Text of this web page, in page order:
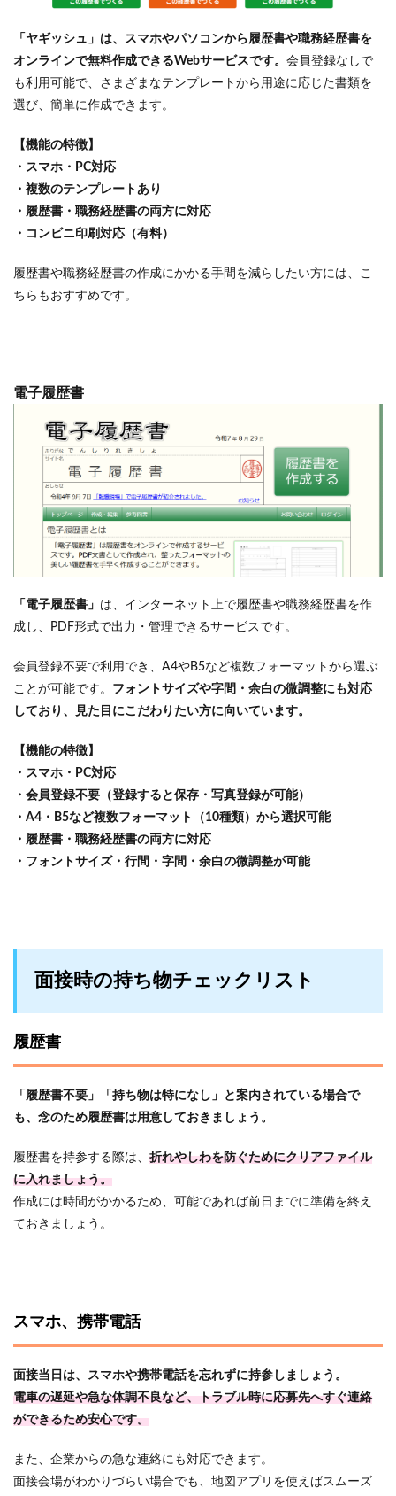
「ヤギッシュ」は、スマホやパソコンから履歴書や職務経歴書を
オンラインで無料作成できるWebサービスです。 会員登録なしで
も利用可能で、さまざまなテンプレートから用途に応じた書類を
選び、簡単に作成できます。
【機能の特徴】
・スマホ・PC対応
・複数のテンプレートあり
・履歴書・職務経歴書の両方に対応
・コンビニ印刷対応（有料）
履歴書や職務経歴書の作成にかかる手間を減らしたい方には、こ
ちらもおすすめです。
電子履歴書
「電子履歴書」 は、インターネット上で履歴書や職務経歴書を作
成し、PDF形式で出力・管理できるサービスです。
会員登録不要で利用でき、A4やB5など複数フォーマットから選ぶ
ことが可能です。 フォントサイズや字間・余白の微調整にも対応
しており、見た目にこだわりたい方に向いています。
【機能の特徴】
・スマホ・PC対応
・会員登録不要（登録すると保存・写真登録が可能）
・A4・B5など複数フォーマット（10種類）から選択可能
・履歴書・職務経歴書の両方に対応
・フォントサイズ・行間・字間・余白の微調整が可能
面接時の持ち物チェックリスト
履歴書
「履歴書不要」「持ち物は特になし」と案内されている場合で
も、念のため履歴書は用意しておきましょう。
履歴書を持参する際は、 折れやしわを防ぐためにクリアファイル
に入れましょう。
作成には時間がかかるため、可能であれば前日までに準備を終え
ておきましょう。
スマホ、携帯電話
面接当日は、スマホや携帯電話を忘れずに持参しましょう。
電車の遅延や急な体調不良など、トラブル時に応募先へすぐ連絡
ができるため安心です。
また、企業からの急な連絡にも対応できます。
面接会場がわかりづらい場合でも、地図アプリを使えばスムーズ